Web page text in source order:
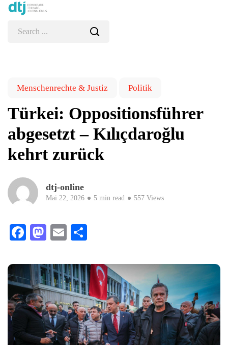
Menschenrechte & Justiz Politik
Türkei: Oppositionsführer
abgesetzt – Kılıçdaroğlu
kehrt zurück
dtj-online
Mai 22, 2026 5 min read 557 Views
Facebook
Mastodon
Email